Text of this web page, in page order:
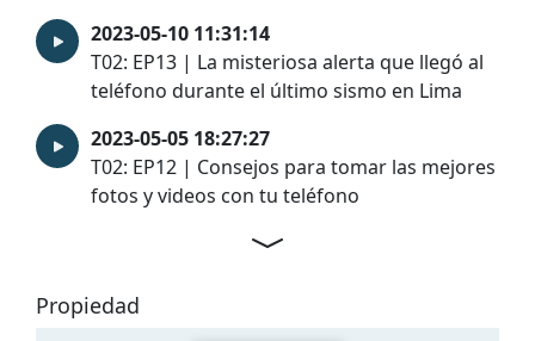
2023-05-10 11:31:14
T02: EP13 | La misteriosa alerta que llegó al
teléfono durante el último sismo en Lima
2023-05-05 18:27:27
T02: EP12 | Consejos para tomar las mejores
fotos y videos con tu teléfono
Propiedad